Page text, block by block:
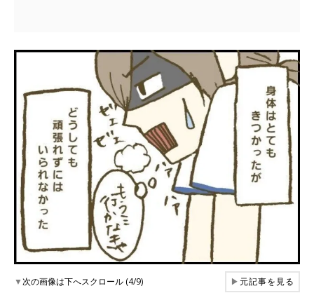
▼次の画像は下へスクロール (4/9) ▶元記事を見る